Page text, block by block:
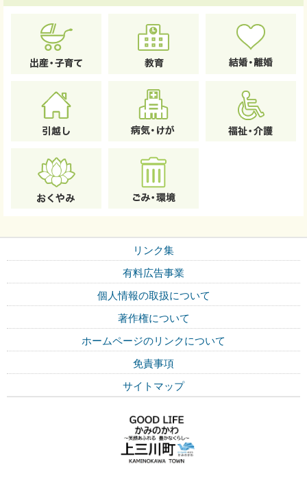
リンク集
有料広告事業
個人情報の取扱について
著作権について
ホームページのリンクについて
免責事項
サイトマップ